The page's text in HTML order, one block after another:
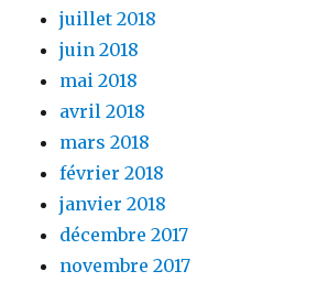
juillet 2018
juin 2018
mai 2018
avril 2018
mars 2018
février 2018
janvier 2018
décembre 2017
novembre 2017